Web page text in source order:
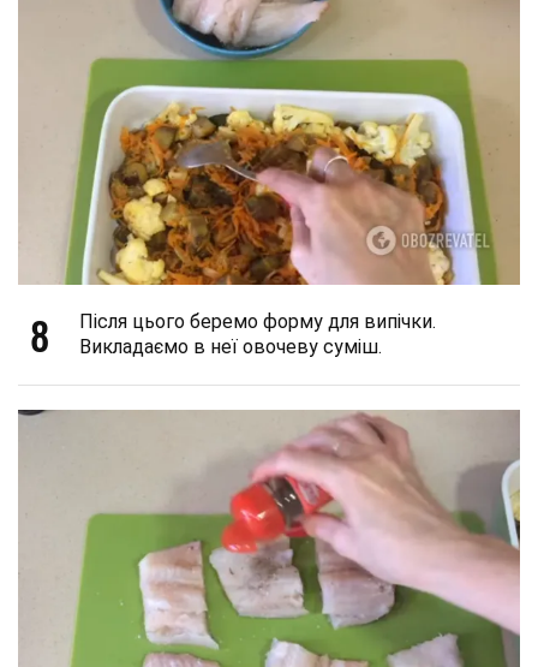
8
Після цього беремо форму для випічки.
Викладаємо в неї овочеву суміш.